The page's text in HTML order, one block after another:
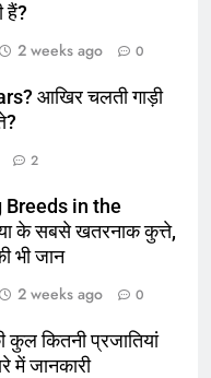
हैं?
2 weeks ago 0
आखिर चलती गाड़ी
2
Breeds in the
के सबसे खतरनाक कुत्ते,
भी जान
2 weeks ago 0
कितनी प्रजातियां
में जानकारी